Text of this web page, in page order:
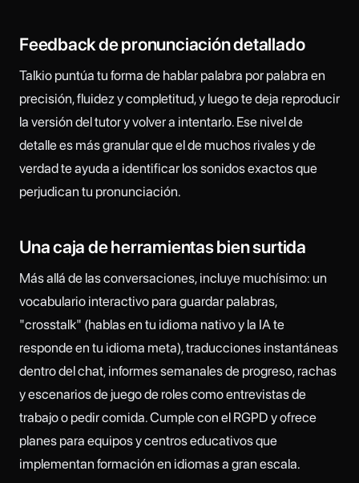
Feedback de pronunciación detallado
Talkio puntúa tu forma de hablar palabra por palabra en
precisión, fluidez y completitud, y luego te deja reproducir
la versión del tutor y volver a intentarlo. Ese nivel de
detalle es más granular que el de muchos rivales y de
verdad te ayuda a identificar los sonidos exactos que
perjudican tu pronunciación.
Una caja de herramientas bien surtida
Más allá de las conversaciones, incluye muchísimo: un
vocabulario interactivo para guardar palabras,
"crosstalk" (hablas en tu idioma nativo y la IA te
responde en tu idioma meta), traducciones instantáneas
dentro del chat, informes semanales de progreso, rachas
y escenarios de juego de roles como entrevistas de
trabajo o pedir comida. Cumple con el RGPD y ofrece
planes para equipos y centros educativos que
implementan formación en idiomas a gran escala.